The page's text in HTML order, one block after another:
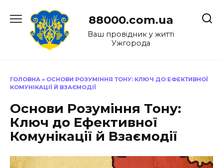
до
88000.com.ua
Ваш провідник у житті
Ужгорода
ГОЛОВНА » ОСНОВИ РОЗУМІННЯ ТОНУ: КЛЮЧ ДО ЕФЕКТИВНОЇ
КОМУНІКАЦІЇ Й ВЗАЄМОДІЇ
Основи Розуміння Тону:
Ключ до Ефективної
Комунікації й Взаємодії